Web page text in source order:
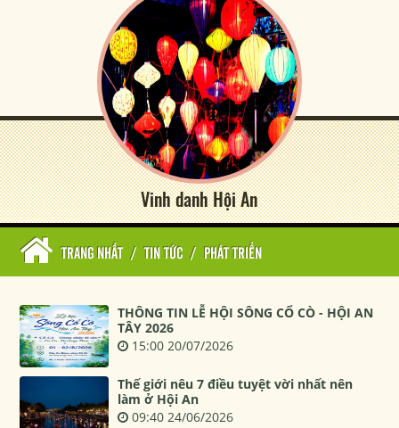
Vinh danh Hội An
TRANG NHẤT / TIN TỨC / PHÁT TRIỂN
THÔNG TIN LỄ HỘI SÔNG CỔ CÒ - HỘI AN
TÂY 2026
15:00 20/07/2026
Thế giới nêu 7 điều tuyệt vời nhất nên
làm ở Hội An
09:40 24/06/2026